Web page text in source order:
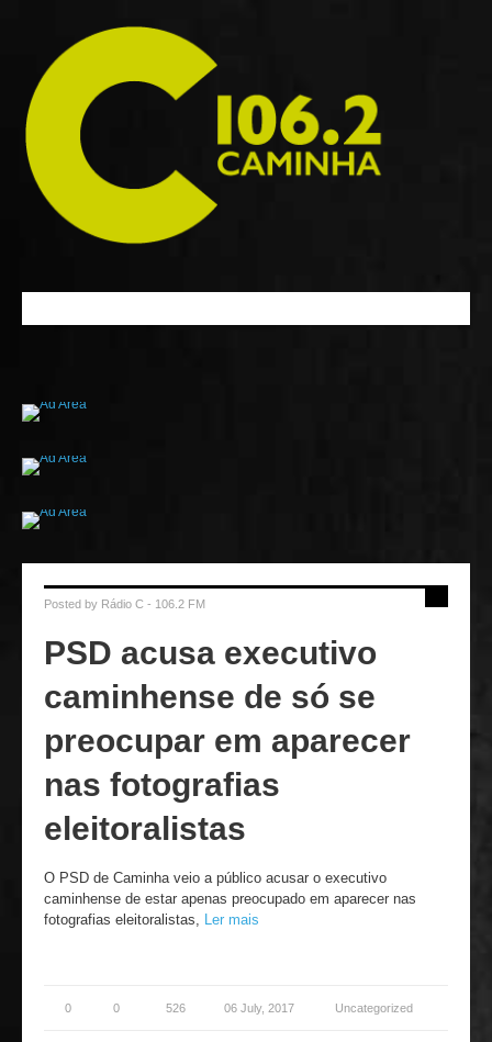
Posted by Rádio C - 106.2 FM
PSD acusa executivo
caminhense de só se
preocupar em aparecer
nas fotografias
eleitoralistas
O PSD de Caminha veio a público acusar o executivo
caminhense de estar apenas preocupado em aparecer nas
fotografias eleitoralistas, Ler mais
0 0 526 06 July, 2017 Uncategorized